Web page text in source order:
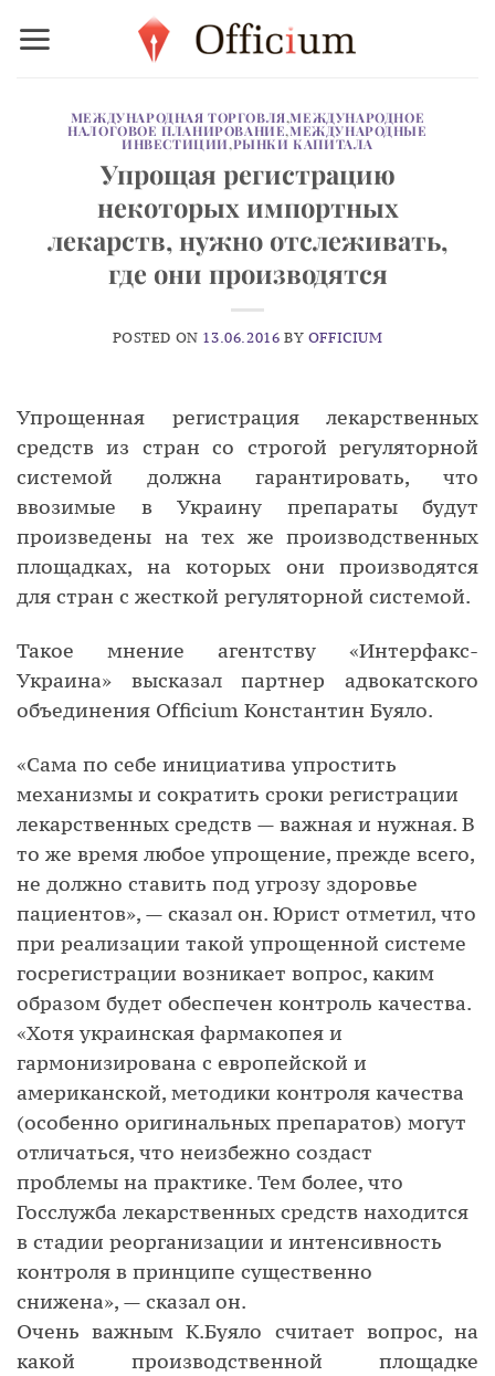
МЕЖДУНАРОДНАЯ ТОРГОВЛЯ,МЕЖДУНАРОДНОЕ
НАЛОГОВОЕ ПЛАНИРОВАНИЕ,МЕЖДУНАРОДНЫЕ
ИНВЕСТИЦИИ,РЫНКИ КАПИТАЛА
Упрощая регистрацию
некоторых импортных
лекарств, нужно отслеживать,
где они производятся
POSTED ON 13.06.2016 BY OFFICIUM
Упрощенная регистрация лекарственных
средств из стран со строгой регуляторной
системой должна гарантировать, что
ввозимые в Украину препараты будут
произведены на тех же производственных
площадках, на которых они производятся
для стран с жесткой регуляторной системой.
Такое мнение агентству «Интерфакс-
Украина» высказал партнер адвокатского
объединения Officium Константин Буяло.
«Сама по себе инициатива упростить
механизмы и сократить сроки регистрации
лекарственных средств — важная и нужная. В
то же время любое упрощение, прежде всего,
не должно ставить под угрозу здоровье
пациентов», — сказал он. Юрист отметил, что
при реализации такой упрощенной системе
госрегистрации возникает вопрос, каким
образом будет обеспечен контроль качества.
«Хотя украинская фармакопея и
гармонизирована с европейской и
американской, методики контроля качества
(особенно оригинальных препаратов) могут
отличаться, что неизбежно создаст
проблемы на практике. Тем более, что
Госслужба лекарственных средств находится
в стадии реорганизации и интенсивность
контроля в принципе существенно
снижена», — сказал он.
Очень важным К.Буяло считает вопрос, на
какой производственной площадке